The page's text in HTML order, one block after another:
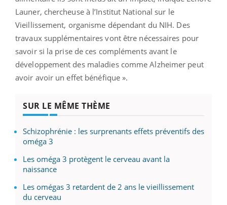
Launer, chercheuse à l’Institut National sur le
Vieillissement, organisme dépendant du NIH. Des
travaux supplémentaires vont être nécessaires pour
savoir si la prise de ces compléments avant le
développement des maladies comme Alzheimer peut
avoir avoir un effet bénéfique ».
SUR LE MÊME THÈME
Schizophrénie : les surprenants effets préventifs des
oméga 3
Les oméga 3 protègent le cerveau avant la
naissance
Les omégas 3 retardent de 2 ans le vieillissement
du cerveau